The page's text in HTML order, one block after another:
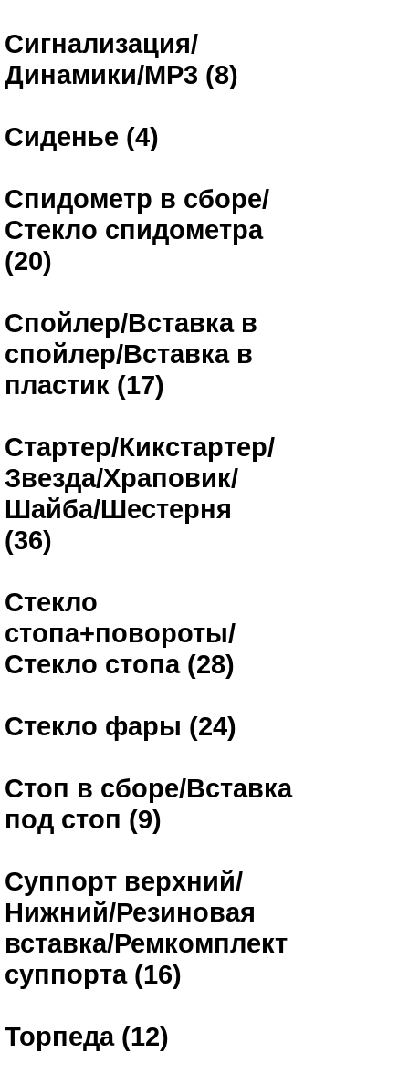
Сигнализация/
Динамики/MP3 (8)
Сиденье (4)
Спидометр в сборе/
Стекло спидометра
(20)
Спойлер/Вставка в
спойлер/Вставка в
пластик (17)
Стартер/Кикстартер/
Звезда/Храповик/
Шайба/Шестерня
(36)
Стекло
стопа+повороты/
Стекло стопа (28)
Стекло фары (24)
Стоп в сборе/Вставка
под стоп (9)
Суппорт верхний/
Нижний/Резиновая
вставка/Ремкомплект
суппорта (16)
Торпеда (12)